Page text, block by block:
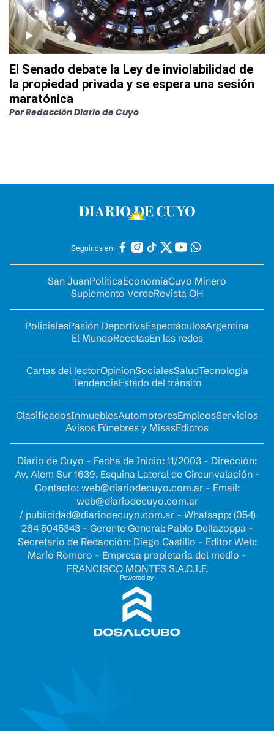
El Senado debate la Ley de inviolabilidad de
la propiedad privada y se espera una sesión
maratónica
PorRedacción Diario de Cuyo
Seguinos en:
San JuanPolíticaEconomíaCuyo Minero
Suplemento VerdeRevista OH
PolicialesPasión DeportivaEspectáculosArgentina
El MundoRecetasEn las redes
Cartas del lectorOpinionSocialesSaludTecnología
TendenciaEstado del tránsito
ClasificadosInmueblesAutomotoresEmpleosServicios
Avisos Fúnebres y MisasEdictos
Diario de Cuyo - Fecha de Inicio: 11/2003 - Dirección:
Av. Alem Sur 1639. Esquina Lateral de Circunvalación -
Contacto: web@diariodecuyo.com.ar- Email:
web@diariodecuyo.com.ar
/ publicidad@diariodecuyo.com.ar- Whatsapp: (054)
264 5045343 - Gerente General: Pablo Dellazoppa -
Secretario de Redacción: Diego Castillo - Editor Web:
Mario Romero - Empresa propietaria del medio -
FRANCISCO MONTES S.A.C.I.F.